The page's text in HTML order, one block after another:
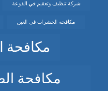
شركة تنظيف وتعقيم في الفوعة
مكافحة الحشرات في العين
مكافحة
مكافحة